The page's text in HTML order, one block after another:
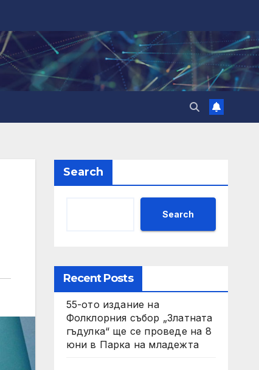
Search
Search
Recent Posts
55-ото издание на
Фолклорния събор „Златната
гъдулка“ ще се проведе на 8
юни в Парка на младежта